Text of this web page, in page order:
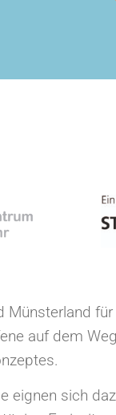
auf dem
eignen sich